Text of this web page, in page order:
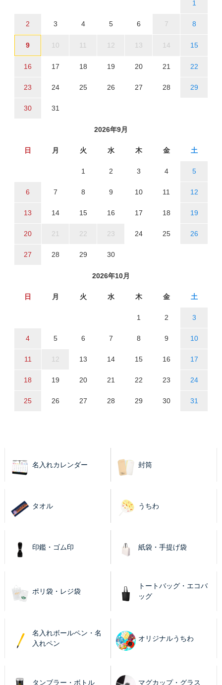
1
2 3 4 5 6 7 8
9 10 11 12 13 14 15
16 17 18 19 20 21 22
23 24 25 26 27 28 29
30 31
2026年9月
日 月 火 水 木 金 土
1 2 3 4 5
6 7 8 9 10 11 12
13 14 15 16 17 18 19
20 21 22 23 24 25 26
27 28 29 30
2026年10月
日 月 火 水 木 金 土
1 2 3
4 5 6 7 8 9 10
11 12 13 14 15 16 17
18 19 20 21 22 23 24
25 26 27 28 29 30 31
名入れカレンダー 封筒
タオル うちわ
印鑑・ゴム印 紙袋・手提げ袋
ポリ袋・レジ袋
トートバッグ・エコバ
ッグ
名入れボールペン・名
入れペン
オリジナルうちわ
タンブラー・ボトル マグカップ・グラス